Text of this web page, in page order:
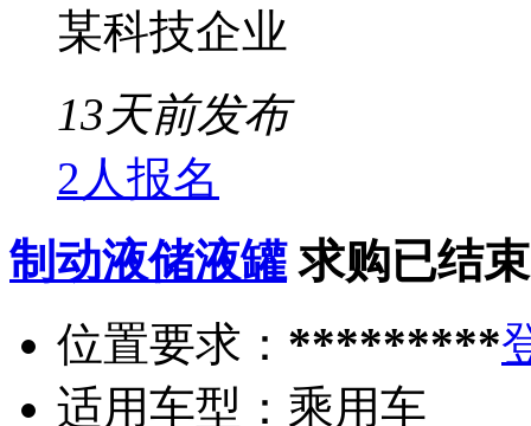
某科技企业
13天前发布
2人报名
制动液储液罐 求购已结束
位置要求： *********
适用车型： 乘用车